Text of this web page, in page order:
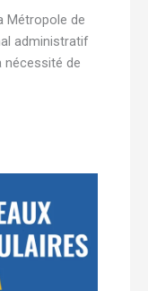
Métropole de
administratif
nécessité de